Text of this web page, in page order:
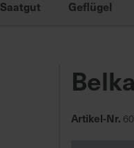
Saatgut Geflügel
Artikel-Nr.